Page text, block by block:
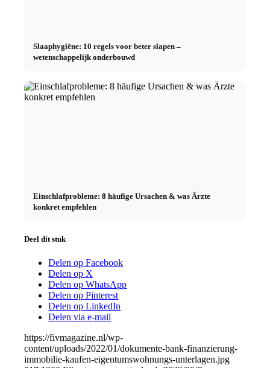
Slaaphygiëne: 10 regels voor beter slapen –
wetenschappelijk onderbouwd
Einschlafprobleme: 8 häufige Ursachen & was Ärzte
konkret empfehlen
Deel dit stuk
Delen op Facebook
Delen op X
Delen op WhatsApp
Delen op Pinterest
Delen op LinkedIn
Delen via e-mail
https://fivmagazine.nl/wp-
content/uploads/2022/01/dokumente-bank-finanzierung-
immobilie-kaufen-eigentumswohnungs-unterlagen.jpg